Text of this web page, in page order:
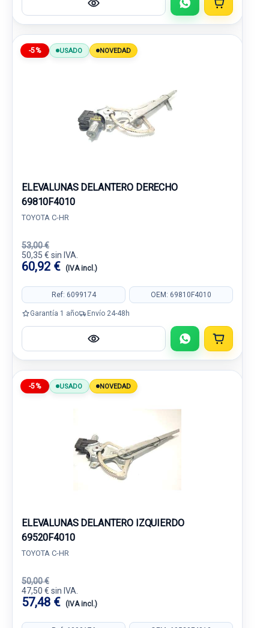
-5% USADO NOVEDAD
ELEVALUNAS DELANTERO DERECHO
69810F4010
TOYOTA C-HR
53,00 €
50,35 € sin IVA.
60,92 € (IVA incl.)
Ref: 6099174 OEM: 69810F4010
Garantía 1 año Envío 24-48h
-5% USADO NOVEDAD
ELEVALUNAS DELANTERO IZQUIERDO
69520F4010
TOYOTA C-HR
50,00 €
47,50 € sin IVA.
57,48 € (IVA incl.)